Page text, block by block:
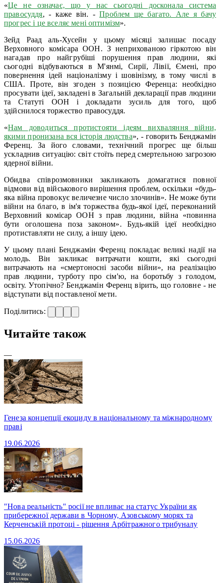
«Це не означає, що у нас сьогодні досконала система
правосуддя, - каже він. -Проблем ще багато. Але я бачу
прогрес і це вселяє мені оптимізм».
Зейд Раад аль-Хусейн у цьому місяці залишає посаду
Верховного комісара ООН. З неприхованою гіркотою він
нагадав про найгрубіші порушення прав людини, які
сьогодні відбуваються в М'янмі, Сирії, Лівії, Ємені, про
повернення ідей націоналізму і шовінізму, в тому числі в
США. Проте, він згоден з позицією Ференца: необхідно
просувати ідеї, закладені в Загальній декларації прав людини
та Статуті ООН і докладати зусиль для того, щоб
здійснилося торжество правосуддя.
«Нам доводиться протистояти ідеям вихваляння війни,
якими пронизана вся історія людства», - говорить Бенджамін
Ференц. За його словами, технічний прогрес ще більш
ускладнив ситуацію: світ стоїть перед смертельною загрозою
ядерної війни.
Обидва співрозмовники закликають домагатися повної
відмови від військового вирішення проблем, оскільки «будь-
яка війна провокує величезне число злочинів». Не може бути
війни на благо, в ім'я торжества будь-якої ідеї, переконаний
Верховний комісар ООН з прав людини, війна «повинна
бути оголошена поза законом». Будь-якій ідеї необхідно
протиставляти не силу, а іншу ідею.
У цьому плані Бенджамін Ференц покладає великі надії на
молодь. Він закликає витрачати кошти, які сьогодні
витрачають на «смертоносні засоби війни», на реалізацію
прав людини, турботу про сім'ю, на боротьбу з голодом,
освіту. Утопічно? Бенджамін Ференц вірить, що головне - не
відступати від поставленої мети.
Поділитись:
Читайте також
—
Генеза концепції екоциду в національному та міжнародному
праві
19.06.2026
"Нова реальність" росії не впливає на статус України як
прибережної держави в Чорному, Азовському морях та
Керченській протоці - рішення Арбітражного трибуналу
15.06.2026